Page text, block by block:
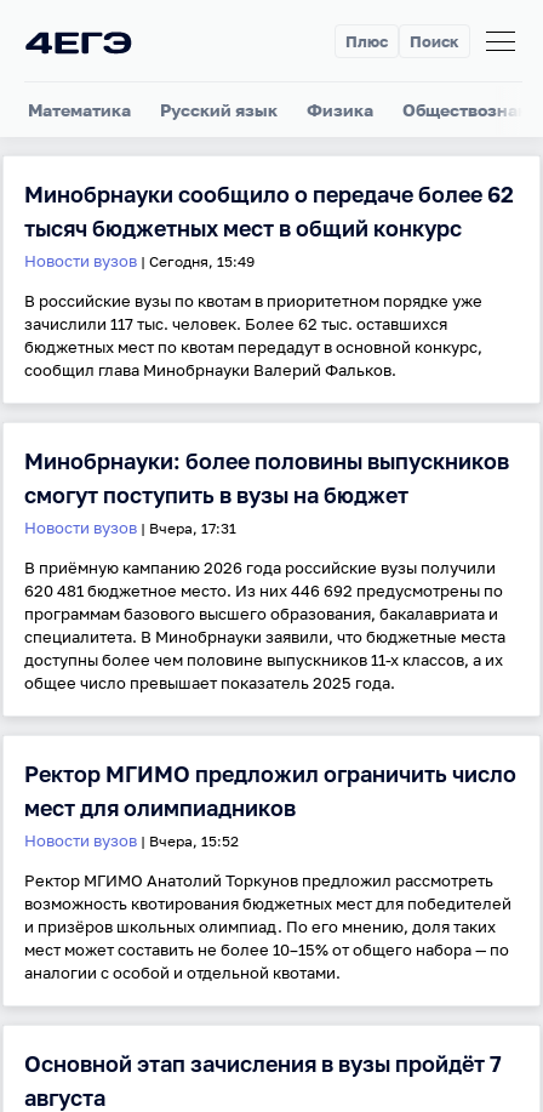
Плюс Поиск
Математика Русский язык Физика
Минобрнауки сообщило о передаче более 62
тысяч бюджетных мест в общий конкурс
Новости вузов | Сегодня, 15:49
В российские вузы по квотам в приоритетном порядке уже
зачислили 117 тыс. человек. Более 62 тыс. оставшихся
бюджетных мест по квотам передадут в основной конкурс,
сообщил глава Минобрнауки Валерий Фальков.
Минобрнауки: более половины выпускников
смогут поступить в вузы на бюджет
Новости вузов | Вчера, 17:31
В приёмную кампанию 2026 года российские вузы получили
620 481 бюджетное место. Из них 446 692 предусмотрены по
программам базового высшего образования, бакалавриата и
специалитета. В Минобрнауки заявили, что бюджетные места
доступны более чем половине выпускников 11-х классов, а их
общее число превышает показатель 2025 года.
Ректор МГИМО предложил ограничить число
мест для олимпиадников
Новости вузов | Вчера, 15:52
Ректор МГИМО Анатолий Торкунов предложил рассмотреть
возможность квотирования бюджетных мест для победителей
и призёров школьных олимпиад. По его мнению, доля таких
мест может составить не более 10–15% от общего набора — по
аналогии с особой и отдельной квотами.
Основной этап зачисления в вузы пройдёт 7
августа